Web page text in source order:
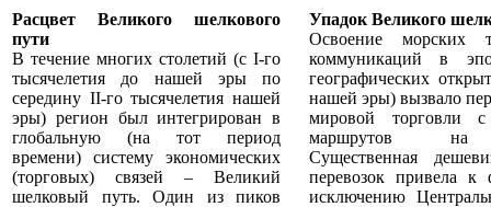
Расцвет Великого шелкового
пути
В течение многих столетий (с I-го
тысячелетия до нашей эры по
середину II-го тысячелетия нашей
эры) регион был интегрирован в
глобальную (на тот период
времени) систему экономических
(торговых) связей – Великий
шелковый путь. Один из пиков
Упадок Великого
Освоение морских
коммуникаций в
географических
нашей эры) вызвало
мировой торговли с
маршрутов на
Существенная
перевозок привела к
исключению